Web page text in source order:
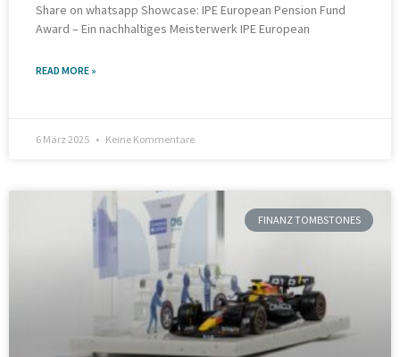
Share on whatsapp Showcase: IPE European Pension Fund
Award – Ein nachhaltiges Meisterwerk IPE European
READ MORE »
6 März 2025 Keine Kommentare
FINANZ TOMBSTONES